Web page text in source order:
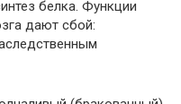
белка. Функции
дают сбой: